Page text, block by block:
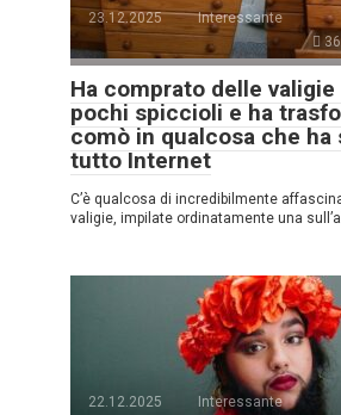
23.12.2025
Interessante
Ha comprato delle
pochi spiccioli e ha
comò in qualcosa che ha
tutto Internet
C’è qualcosa di incredibilmente
valigie, impilate ordinatamente una
22.12.2025
Interessante